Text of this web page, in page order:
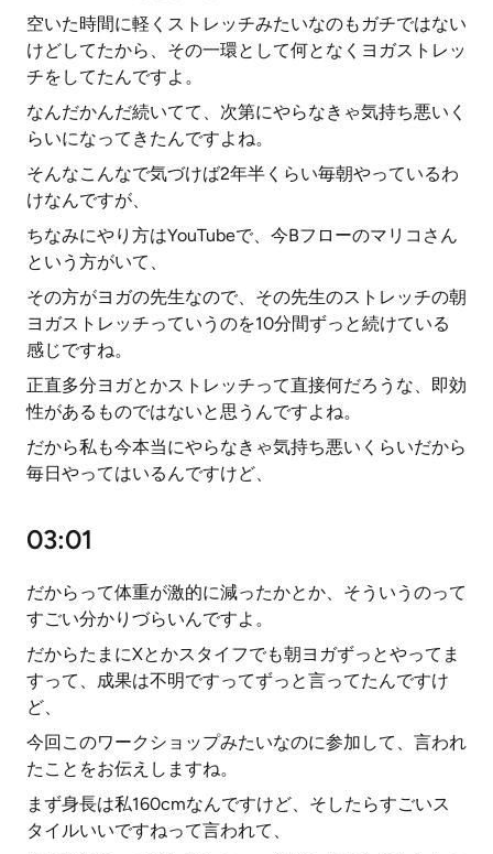
空いた時間に軽くストレッチみたいなのもガチではない
けどしてたから、その一環として何となくヨガストレッ
チをしてたんですよ。
なんだかんだ続いてて、次第にやらなきゃ気持ち悪いく
らいになってきたんですよね。
そんなこんなで気づけば2年半くらい毎朝やっているわ
けなんですが、
ちなみにやり方はYouTubeで、今Bフローのマリコさん
という方がいて、
その方がヨガの先生なので、その先生のストレッチの朝
ヨガストレッチっていうのを10分間ずっと続けている
感じですね。
正直多分ヨガとかストレッチって直接何だろうな、即効
性があるものではないと思うんですよね。
だから私も今本当にやらなきゃ気持ち悪いくらいだから
毎日やってはいるんですけど、
03:01
だからって体重が激的に減ったかとか、そういうのって
すごい分かりづらいんですよ。
だからたまにXとかスタイフでも朝ヨガずっとやってま
すって、成果は不明ですってずっと言ってたんですけ
ど、
今回このワークショップみたいなのに参加して、言われ
たことをお伝えしますね。
まず身長は私160cmなんですけど、そしたらすごいス
タイルいいですねって言われて、